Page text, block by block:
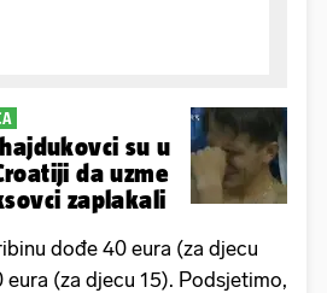
su u
da uzme
zaplakali
dođe 40 eura (za djecu
(za djecu 15). Podsjetimo,